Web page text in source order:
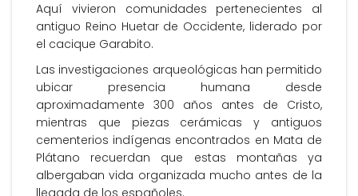
Aquí vivieron comunidades pertenecientes al
antiguo Reino Huetar de Occidente, liderado por
el cacique Garabito.
Las investigaciones arqueológicas han permitido
ubicar presencia humana desde
aproximadamente 300 años antes de Cristo,
mientras que piezas cerámicas y antiguos
cementerios indígenas encontrados en Mata de
Plátano recuerdan que estas montañas ya
albergaban vida organizada mucho antes de la